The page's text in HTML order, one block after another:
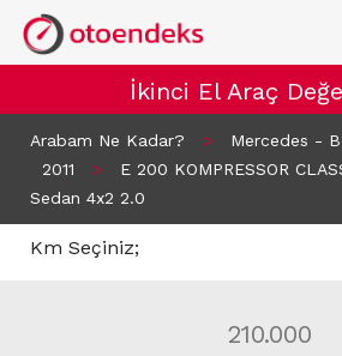
İkinci El Araç
Arabam Ne Kadar? > Mercedes -
2011
>
E 200 KOMPRESSOR
Sedan 4x2 2.0
Km Seçiniz;